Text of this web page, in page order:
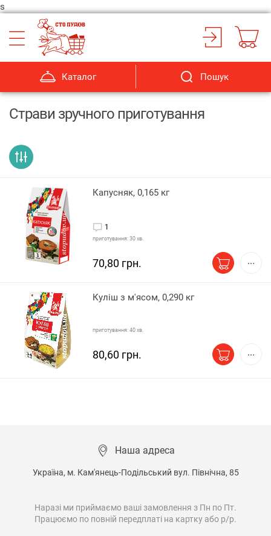
s
Каталог Пошук
Страви зручного приготування
Капусняк, 0,165 кг
1
приготування: 30 хв.
70,80 грн.
Куліш з м'ясом, 0,290 кг
приготування: 40 хв.
80,60 грн.
Наша адреса
Україна, м. Кам'янець-Подільський вул. Північна, 85
Наразі ми приймаємо ваші замовлення з Пн по Пт.
Працюємо по повній передплаті на картку або р/р.